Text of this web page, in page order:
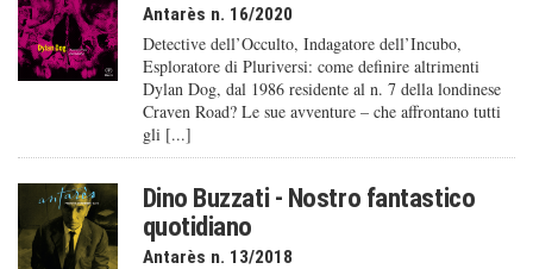
Antarès n. 16/2020
Detective dell’Occulto, Indagatore dell’Incubo,
Esploratore di Pluriversi: come definire altrimenti
Dylan Dog, dal 1986 residente al n. 7 della londinese
Craven Road? Le sue avventure – che affrontano tutti
gli [...]
Dino Buzzati - Nostro fantastico
quotidiano
Antarès n. 13/2018